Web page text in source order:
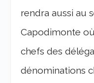
rendra aussi au
Capodimonte
chefs des
dénominations